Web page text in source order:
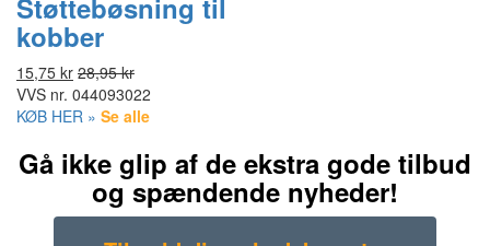
Støttebøsning til
kobber
15,75 kr 28,95 kr
VVS nr. 044093022
KØB HER » Se alle
Gå ikke glip af de ekstra gode tilbud
og spændende nyheder!